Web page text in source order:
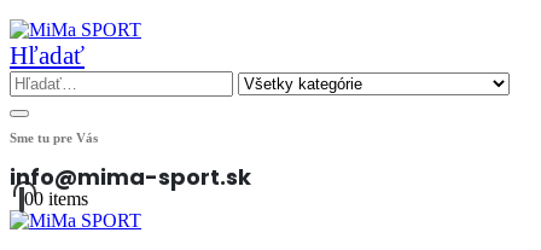
Hľadať
Sme tu pre Vás
info@mima-sport.sk
00 items